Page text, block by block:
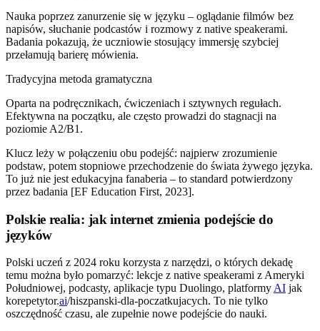
Nauka poprzez zanurzenie się w języku – oglądanie filmów bez
napisów, słuchanie podcastów i rozmowy z native speakerami.
Badania pokazują, że uczniowie stosujący immersję szybciej
przełamują barierę mówienia.
Tradycyjna metoda gramatyczna
Oparta na podręcznikach, ćwiczeniach i sztywnych regułach.
Efektywna na początku, ale często prowadzi do stagnacji na
poziomie A2/B1.
Klucz leży w połączeniu obu podejść: najpierw zrozumienie
podstaw, potem stopniowe przechodzenie do świata żywego języka.
To już nie jest edukacyjna fanaberia – to standard potwierdzony
przez badania [EF Education First, 2023].
Polskie realia: jak internet zmienia podejście do
języków
Polski uczeń z 2024 roku korzysta z narzędzi, o których dekadę
temu można było pomarzyć: lekcje z native speakerami z Ameryki
Południowej, podcasty, aplikacje typu Duolingo, platformyAI jak
korepetytor.ai/hiszpanski-dla-poczatkujacych. To nie tylko
oszczędność czasu, ale zupełnie nowe podejście do nauki.